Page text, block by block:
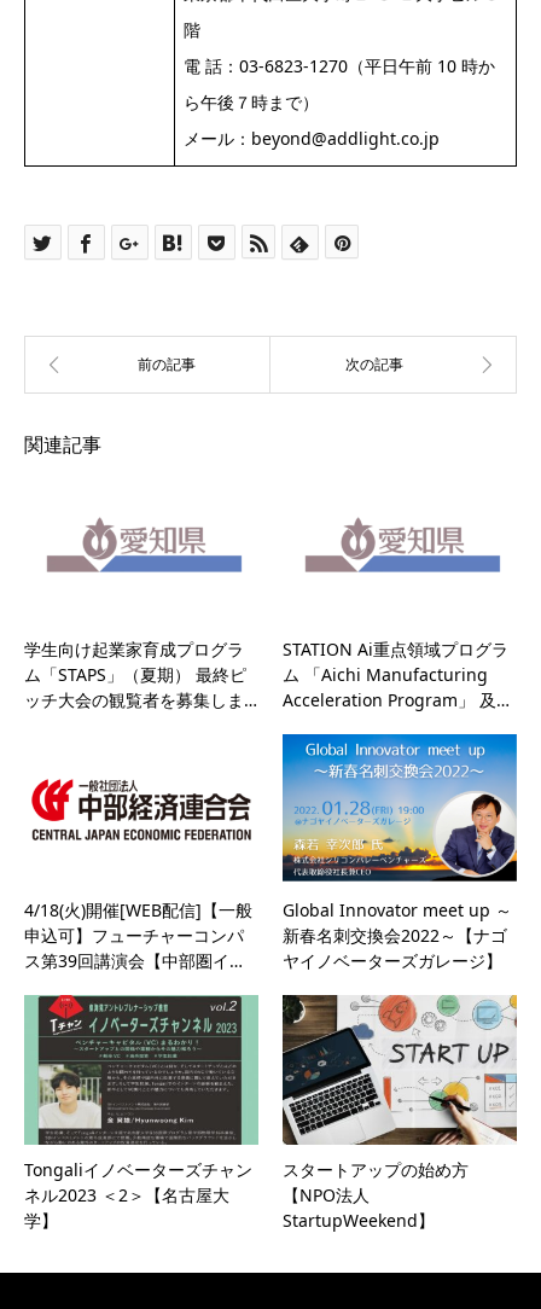
階
電 話：03-6823-1270（平日午前 10 時か
ら午後７時まで）
メール：beyond@addlight.co.jp
関連記事
学生向け起業家育成プログラ
ム「STAPS」（夏期） 最終ピ
ッチ大会の観覧者を募集しま…
STATION Ai重点領域プログラ
ム 「Aichi Manufacturing
Acceleration Program」 及…
4/18(火)開催[WEB配信]【一般
申込可】フューチャーコンパ
ス第39回講演会【中部圏イ…
Global Innovator meet up ～
新春名刺交換会2022～【ナゴ
ヤイノベーターズガレージ】
Tongaliイノベーターズチャン
ネル2023 ＜2＞【名古屋大
学】
スタートアップの始め方
【NPO法人
StartupWeekend】